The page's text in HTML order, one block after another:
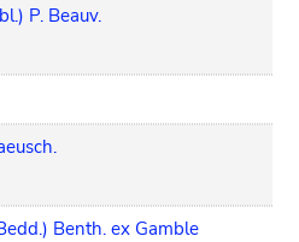
P. Beauv.
Benth. ex Gamble